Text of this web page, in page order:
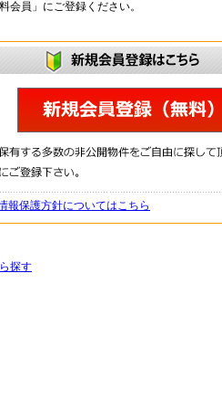
会員」にご登録ください。
報保護方針についてはこちら
探す